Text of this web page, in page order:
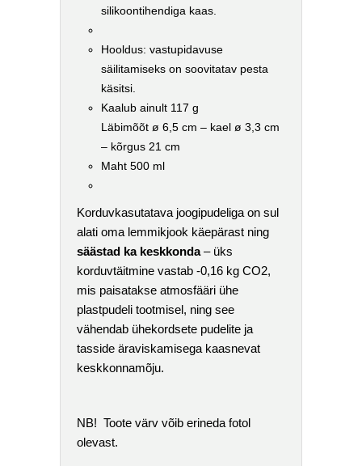
silikoontihendiga kaas.
Hooldus: vastupidavuse
säilitamiseks on soovitatav pesta
käsitsi.
Kaalub ainult 117 g
Läbimõõt ø 6,5 cm – kael ø 3,3 cm
– kõrgus 21 cm
Maht 500 ml
Korduvkasutatava joogipudeliga on sul
alati oma lemmikjook käepärast ning
säästad ka keskkonda– üks
korduvtäitmine vastab -0,16 kg CO2,
mis paisatakse atmosfääri ühe
plastpudeli tootmisel, ning see
vähendab ühekordsete pudelite ja
tasside äraviskamisega kaasnevat
keskkonnamõju.
NB! Toote värv võib erineda fotol
olevast.